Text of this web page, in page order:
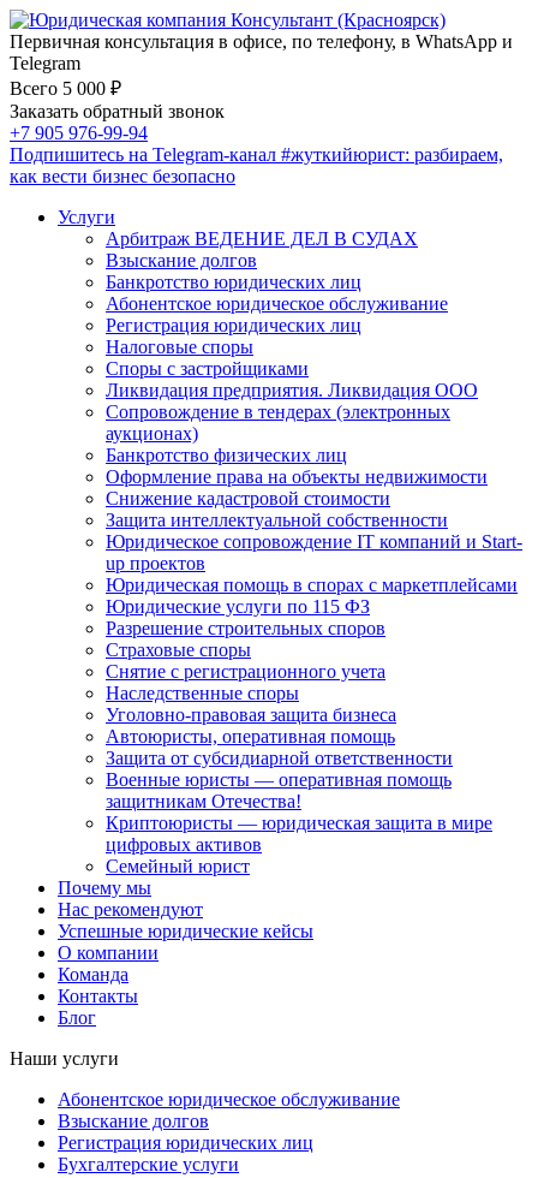
Первичная консультация в офисе, по телефону, в WhatsApp и
Telegram
Всего 5 000 ₽
Заказать обратный звонок
+7 905 976-99-94
Подпишитесь на Telegram-канал #жуткийюрист: разбираем,
как вести бизнес безопасно
Услуги
Арбитраж ВЕДЕНИЕ ДЕЛ В СУДАХ
Взыскание долгов
Банкротство юридических лиц
Абонентское юридическое обслуживание
Регистрация юридических лиц
Налоговые споры
Споры с застройщиками
Ликвидация предприятия. Ликвидация ООО
Сопровождение в тендерах (электронных
аукционах)
Банкротство физических лиц
Оформление права на объекты недвижимости
Снижение кадастровой стоимости
Защита интеллектуальной собственности
Юридическое сопровождение IT компаний и Start-
up проектов
Юридическая помощь в спорах с маркетплейсами
Юридические услуги по 115 ФЗ
Разрешение строительных споров
Страховые споры
Снятие с регистрационного учета
Наследственные споры
Уголовно-правовая защита бизнеса
Автоюристы, оперативная помощь
Защита от субсидиарной ответственности
Военные юристы — оперативная помощь
защитникам Отечества!
Криптоюристы — юридическая защита в мире
цифровых активов
Семейный юрист
Почему мы
Нас рекомендуют
Успешные юридические кейсы
О компании
Команда
Контакты
Блог
Наши услуги
Абонентское юридическое обслуживание
Взыскание долгов
Регистрация юридических лиц
Бухгалтерские услуги